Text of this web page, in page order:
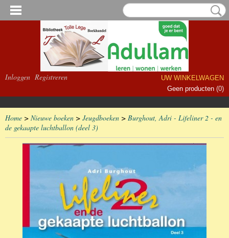
Inloggen Registreren
UW WINKELWAGEN
Geen producten (0)
Home > Nieuwe boeken > Jeugdboeken > Burghout, Adri - Lifeliner 2 - en
de gekaapte luchtballon (deel 3)